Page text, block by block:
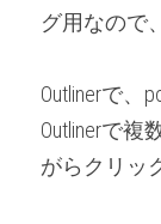
グ用なので
Outlinerで、
Outlinerで複
がらクリッ